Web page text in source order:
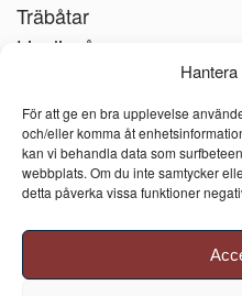
För att ge en bra upplevelse
och/eller komma åt
kan vi behandla data som
webbplats. Om du inte samtycker
detta påverka vissa funktioner
Träbåtar
Linoljesåpa